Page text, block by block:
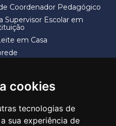
cookies
tecnologias de
sua experiência de
Coordenador Pedagógico
Supervisor Escolar em
em Casa